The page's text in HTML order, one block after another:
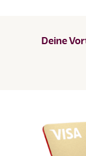
Deine